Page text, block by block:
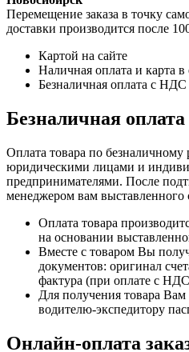
Перемещение заказа в точку
доставки производится после
Картой на сайте
Наличная оплата и карта в
Безналичная оплата с НДС
Безналичная оплата
Оплата товара по безналичному
юридическими лицами и
предпринимателями. После
менеджером вам выставленного
Оплата товара
на основании
Вместе с товаром Вы
документов: оригинал
фактура (при оплате с
Для получения товара
водителю-экспедитору
Онлайн-оплата